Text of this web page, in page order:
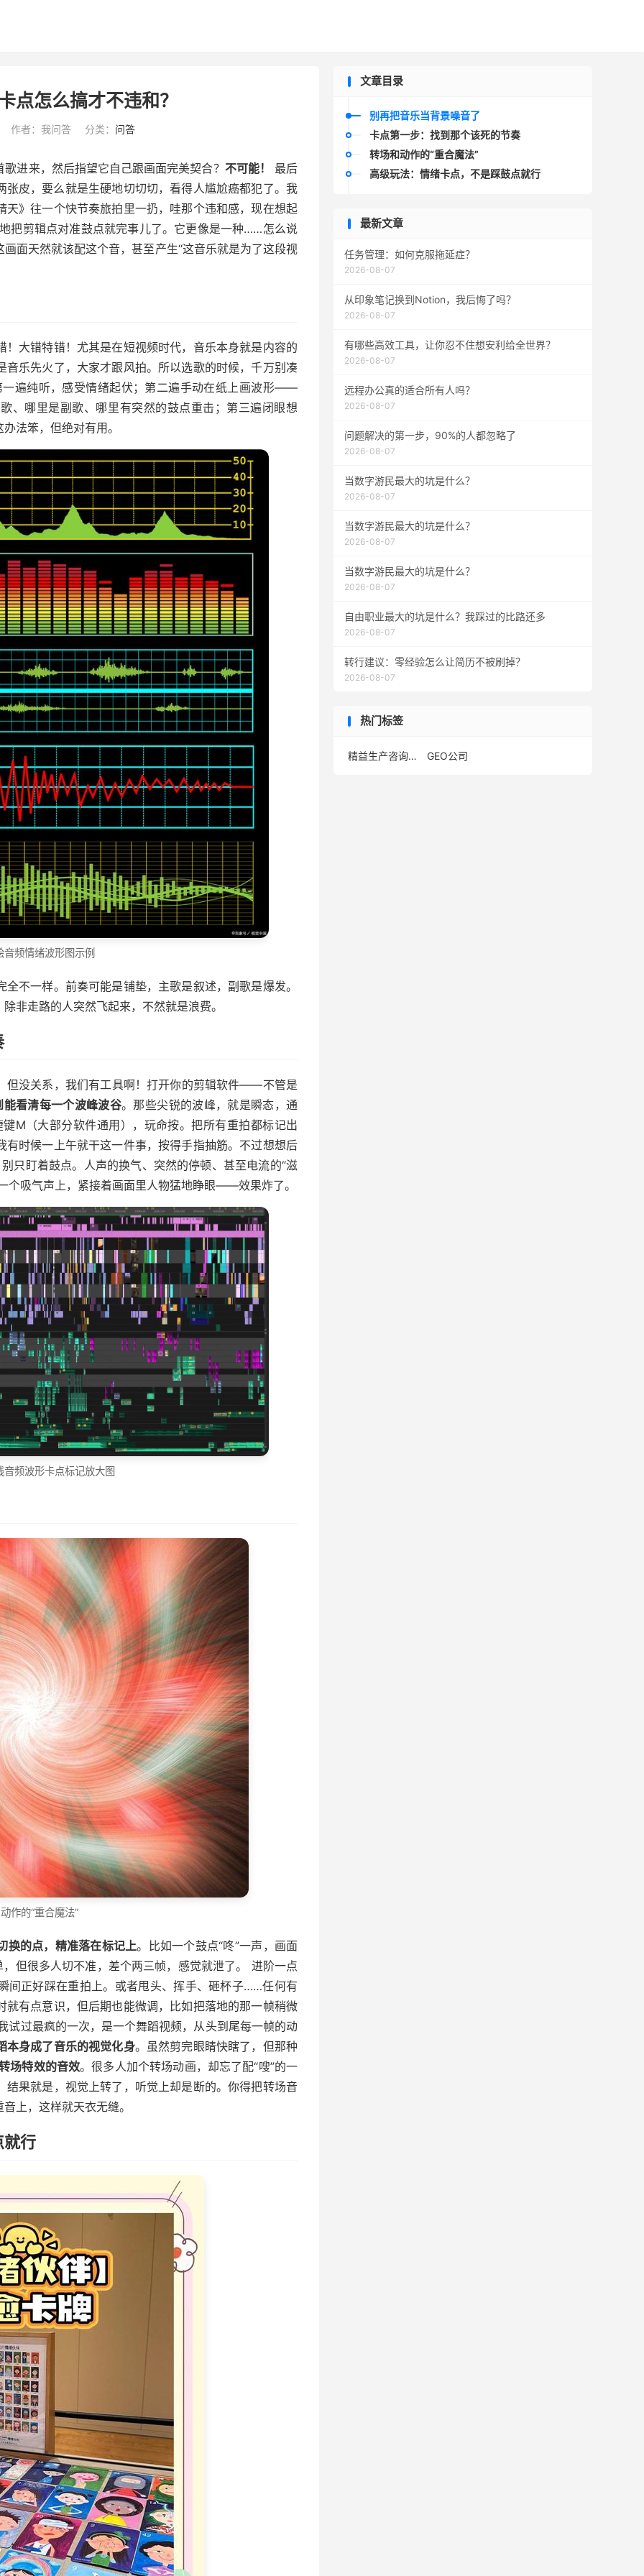
点怎么搞才不违和？
作者：我问答 分类： 问答
进来，然后指望它自己跟画面完美契合？ 不可能！
最后
皮，要么就是生硬地切切切，看得人尴尬癌都犯了。我
》往一个快节奏旅拍里一扔，哇那个违和感，现在想起
把剪辑点对准鼓点就完事儿了。它更像是一种……怎么说
面天然就该配这个音，甚至产生“这音乐就是为了这段视
大错特错！尤其是在短视频时代，音乐本身就是内容的
乐先火了，大家才跟风拍。所以选歌的时候，千万别凑
一遍纯听，感受情绪起伏；第二遍手动在纸上画波形——
、哪里是副歌、哪里有突然的鼓点重击；第三遍闭眼想
法笨，但绝对有用。
音频情绪波形图示例
不一样。前奏可能是铺垫，主歌是叙述，副歌是爆发。
非走路的人突然飞起来，不然就是浪费。
但没关系，我们有工具啊！打开你的剪辑软件——不管是
看清每一个波峰波谷。那些尖锐的波峰，就是瞬态，通
键M（大部分软件通用），玩命按。把所有重拍都标记出
时候一上午就干这一件事，按得手指抽筋。不过想想后
只盯着鼓点。人声的换气、突然的停顿、甚至电流的“滋
个吸气声上，紧接着画面里人物猛地睁眼——效果炸了。
音频波形卡点标记放大图
作的“重合魔法”
换的点，精准落在标记上。比如一个鼓点“咚”一声，画面
但很多人切不准，差个两三帧，感觉就泄了。 进阶一点
间正好踩在重拍上。或者甩头、挥手、砸杯子……任何有
有点意识，但后期也能微调，比如把落地的那一帧稍微
试过最疯的一次，是一个舞蹈视频，从头到尾每一帧的动
本身成了音乐的视觉化身。虽然剪完眼睛快瞎了，但那种
场特效的音效。很多人加个转场动画，却忘了配“嗖”的一
果就是，视觉上转了，听觉上却是断的。你得把转场音
上，这样就天衣无缝。
就行
文章目录
别再把音乐当背景噪音了
卡点第一步：找到那个该死的节奏
转场和动作的“重合魔法”
高级玩法：情绪卡点，不是踩鼓点就行
最新文章
任务管理：如何克服拖延症？
2026-08-07
从印象笔记换到Notion，我后悔了吗？
2026-08-07
有哪些高效工具，让你忍不住想安利给全世界？
2026-08-07
远程办公真的适合所有人吗？
2026-08-07
问题解决的第一步，90%的人都忽略了
2026-08-07
当数字游民最大的坑是什么？
2026-08-07
当数字游民最大的坑是什么？
2026-08-07
当数字游民最大的坑是什么？
2026-08-07
自由职业最大的坑是什么？我踩过的比路还多
2026-08-07
转行建议：零经验怎么让简历不被刷掉？
2026-08-07
热门标签
精益生产咨询公司 GEO公司